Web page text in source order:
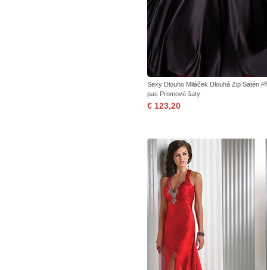
Sexy Dlouho Miláček Dlouhá Zip Satén
pas Promové šaty
€ 123,20